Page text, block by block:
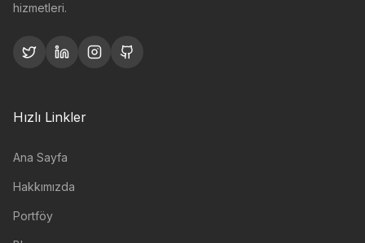
hizmetleri.
Hızlı Linkler
Ana Sayfa
Hakkımızda
Portföy